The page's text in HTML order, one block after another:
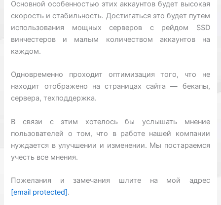
Основной особенностью этих аккаунтов будет высокая
скорость и стабильность. Достигаться это будет путем
использования мощных серверов с рейдом SSD
винчестеров и малым количеством аккаунтов на
каждом.
Одновременно проходит оптимизация того, что не
находит отображено на страницах сайта — бекапы,
сервера, техподдержка.
В связи с этим хотелось бы услышать мнение
пользователей о том, что в работе нашей компании
нуждается в улучшении и изменении. Мы постараемся
учесть все мнения.
Пожелания и замечания шлите на мой адрес
[email protected].